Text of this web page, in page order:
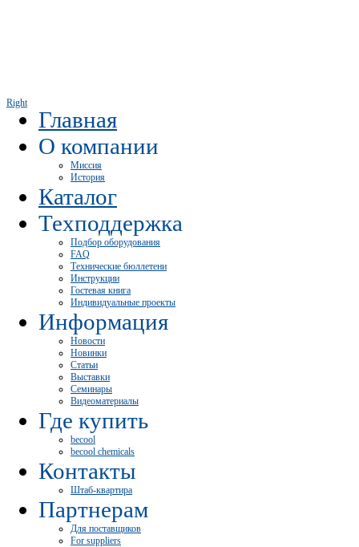
Right
Главная
О компании
Миссия
История
Каталог
Техподдержка
Подбор оборудования
FAQ
Технические бюллетени
Инструкции
Гостевая книга
Индивидуальные проекты
Информация
Новости
Новинки
Статьи
Выставки
Семинары
Видеоматериалы
Где купить
becool
becool chemicals
Контакты
Штаб-квартира
Партнерам
Для поставщиков
For suppliers